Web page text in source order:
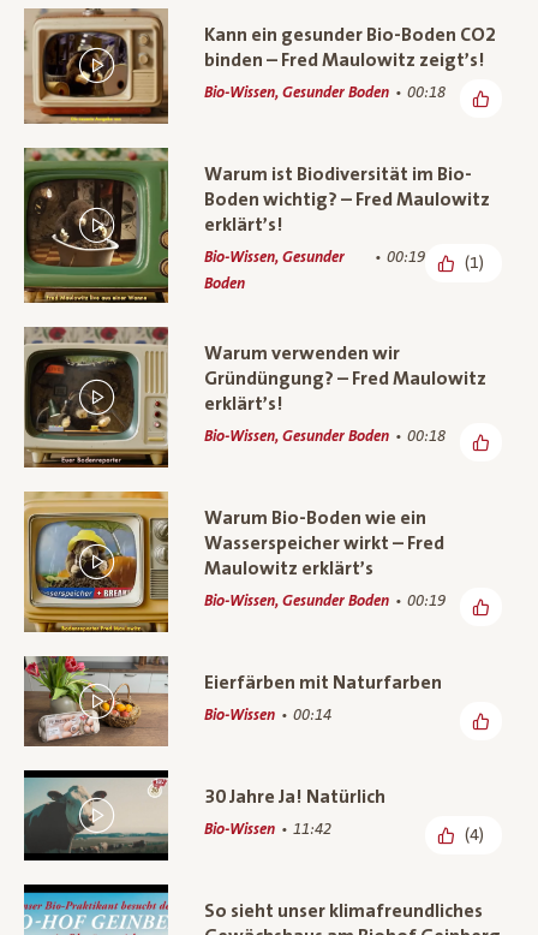
Kann ein gesunder Bio-Boden CO2
binden – Fred Maulowitz zeigt’s!
Bio-Wissen, Gesunder Boden 00:18
Warum ist Biodiversität im Bio-
Boden wichtig? – Fred Maulowitz
erklärt’s!
Bio-Wissen, Gesunder
Boden
00:19 (1)
Warum verwenden wir
Gründüngung? – Fred Maulowitz
erklärt’s!
Bio-Wissen, Gesunder Boden 00:18
Warum Bio-Boden wie ein
Wasserspeicher wirkt – Fred
Maulowitz erklärt’s
Bio-Wissen, Gesunder Boden 00:19
Eierfärben mit Naturfarben
Bio-Wissen 00:14
30 Jahre Ja! Natürlich
Bio-Wissen 11:42 (4)
So sieht unser klimafreundliches